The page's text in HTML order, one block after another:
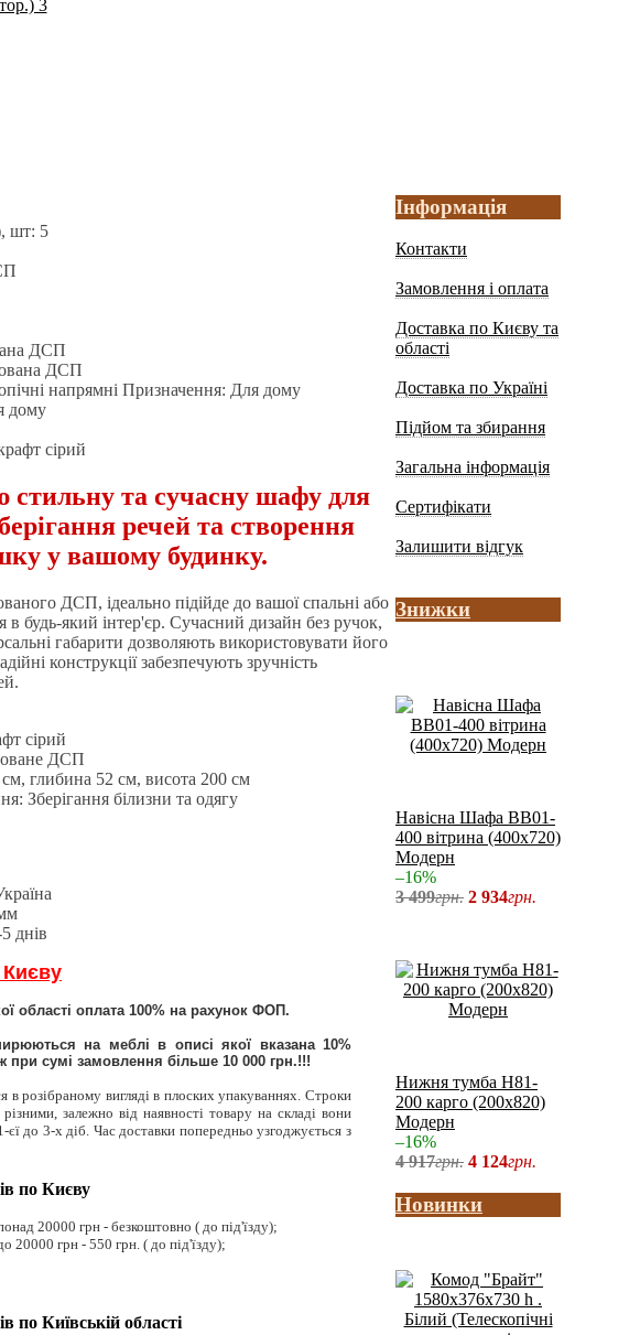
шт: 5
ДСП
ДСП
напрямні Призначення: Для дому
дому
сірий
стильну та сучасну шафу для
речей та створення
у вашому будинку.
ДСП, ідеально підійде до вашої спальні або
будь-який інтер'єр. Сучасний дизайн без ручок,
габарити дозволяють використовувати його
конструкції забезпечують зручність
сірий
ДСП
глибина 52 см, висота 200 см
Зберігання білизни та одягу
днів
області оплата 100% на рахунок ФОП.
на меблі в описі якої вказана 10%
при сумі замовлення більше 10 000 грн.!!!
в розібраному вигляді в плоских упакуваннях. Строки
залежно від наявності товару на складі вони
єї до 3-х діб. Час доставки попередньо узгоджується з
по Києву
20000 грн - безкоштовно ( до під'їзду);
20000 грн - 550 грн. ( до під'їзду);
по Київській області
Інформація
Контакти
Замовлення і оплата
Доставка по Києву та
області
Доставка по Україні
Підйом та збирання
Загальна інформація
Сертифікати
Залишити відгук
Знижки
Навісна Шафа ВВ01-
400 вітрина (400x720)
Модерн
–16%
3 499грн. 2 934грн.
Нижня тумба Н81-
200 карго (200x820)
Модерн
–16%
4 917грн. 4 124грн.
Новинки